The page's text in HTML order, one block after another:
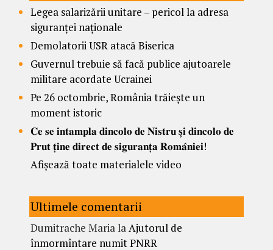
Legea salarizării unitare – pericol la adresa
siguranței naționale
Demolatorii USR atacă Biserica
Guvernul trebuie să facă publice ajutoarele
militare acordate Ucrainei
Pe 26 octombrie, România trăiește un
moment istoric
𝐂𝐞 𝐬𝐞 𝐢𝐧𝐭𝐚𝐦𝐩𝐥𝐚 𝐝𝐢𝐧𝐜𝐨𝐥𝐨 𝐝𝐞 𝐍𝐢𝐬𝐭𝐫𝐮 𝐬̦𝐢 𝐝𝐢𝐧𝐜𝐨𝐥𝐨 𝐝𝐞
𝐏𝐫𝐮𝐭 𝐭̦𝐢𝐧𝐞 𝐝𝐢𝐫𝐞𝐜𝐭 𝐝𝐞 𝐬𝐢𝐠𝐮𝐫𝐚𝐧𝐭̦𝐚 𝐑𝐨𝐦𝐚̂𝐧𝐢𝐞𝐢!
Afișează toate materialele video
Ultimele comentarii
Dumitrache MarialaAjutorul de
înmormîntare numit PNRR